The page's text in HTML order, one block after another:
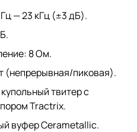
— 23 кГц (±3 дБ).
8 Ом.
(непрерывная/пиковая).
твитер с
Tractrix.
вуфер Cerametallic.